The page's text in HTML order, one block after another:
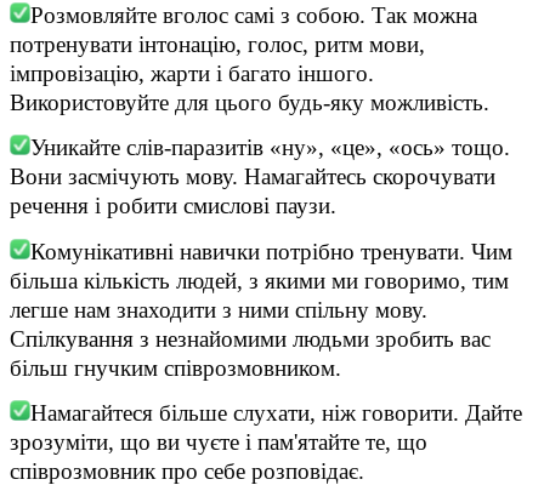
Розмовляйте вголос самі з собою. Так можна
потренувати інтонацію, голос, ритм мови,
імпровізацію, жарти і багато іншого.
Використовуйте для цього будь-яку можливість.
Уникайте слів-паразитів «ну», «це», «ось» тощо.
Вони засмічують мову. Намагайтесь скорочувати
речення і робити смислові паузи.
Комунікативні навички потрібно тренувати. Чим
більша кількість людей, з якими ми говоримо, тим
легше нам знаходити з ними спільну мову.
Спілкування з незнайомими людьми зробить вас
більш гнучким співрозмовником.
Намагайтеся більше слухати, ніж говорити. Дайте
зрозуміти, що ви чуєте і пам'ятайте те, що
співрозмовник про себе розповідає.